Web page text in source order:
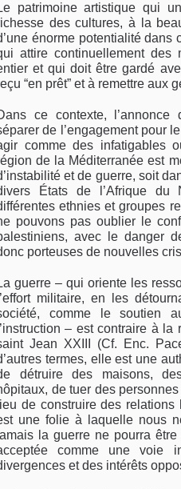
patrimoine artistique qui
des cultures, à la
énorme potentialité dans
attire continuellement des
et qui doit être gardé
“en prêt” et à remettre aux
ce contexte, l’annonce
de l’engagement pour
comme des infatigables
de la Méditerranée est
et de guerre, soit
États de l’Afrique du
ethnies et groupes
pouvons pas oublier le
avec le danger
porteuses de nouvelles
guerre – qui oriente les
militaire, en les
comme le soutien
– est contraire à la
Jean XXIII (Cf. Enc.
termes, elle est une
détruire des maisons,
de tuer des
de construire des relations
une folie à laquelle nous
la guerre ne pourra
comme une voie
et des intérêts